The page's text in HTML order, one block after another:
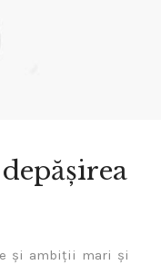
și ambiții mari și